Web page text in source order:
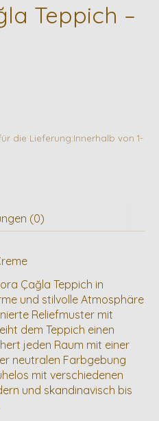
Teppich –
ist
die Lieferung:Innerhalb von 1-
(0)
Çağla Teppich in
und stilvolle Atmosphäre
Reliefmuster mit
dem Teppich einen
jeden Raum mit einer
neutralen Farbgebung
mit verschiedenen
und skandinavisch bis